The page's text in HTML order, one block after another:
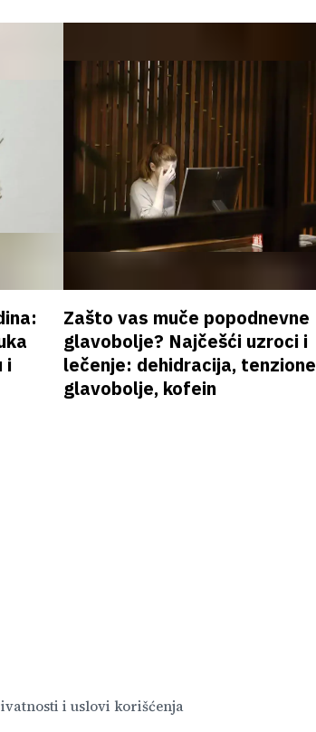
i
Zašto vas muče popodnevne
glavobolje? Najčešći uzroci i
lečenje: dehidracija, tenzione
glavobolje, kofein
i uslovi korišćenja